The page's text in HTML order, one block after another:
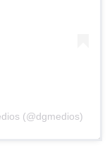
(@dgmedios)